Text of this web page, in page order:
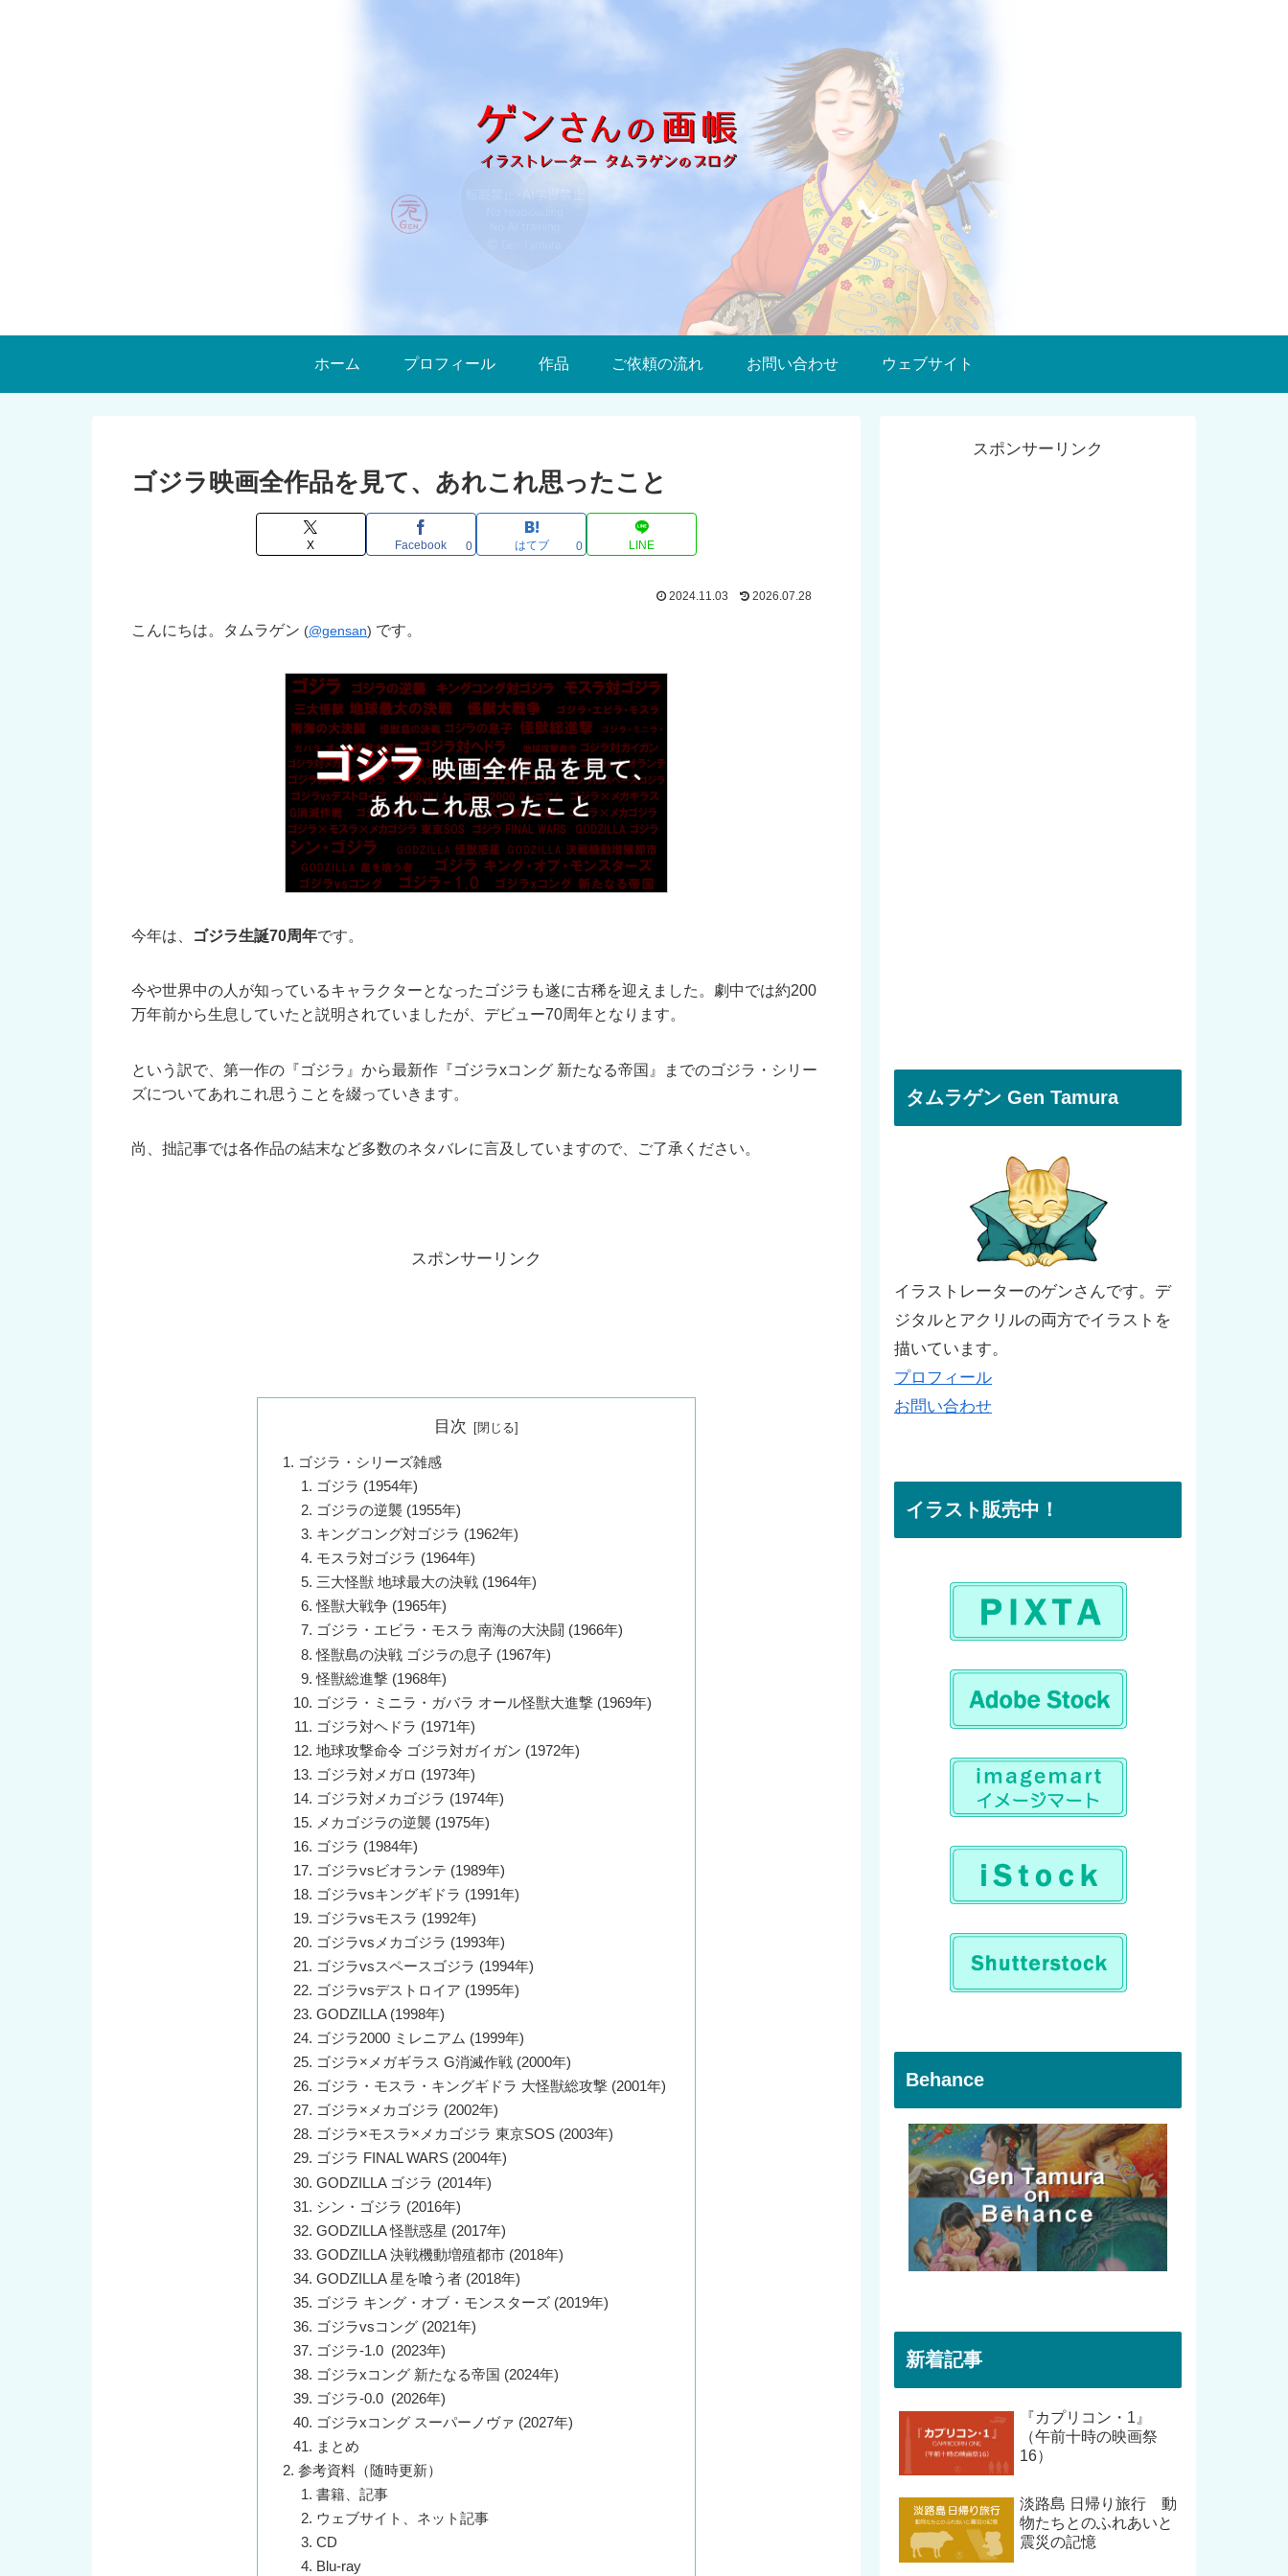
ホーム プロフィール 作品 ご依頼の流れ お問い合わせ ウェブサイト
ゴジラ映画全作品を見て、あれこれ思ったこと
X Facebook 0 はてブ 0 LINE
2024.11.03 2026.07.28
こんにちは。タムラゲン (@gensan) です。
今年は、 ゴジラ生誕70周年です。
今や世界中の人が知っているキャラクターとなったゴジラも遂に古稀を迎えました。劇中では約200
万年前から生息していたと説明されていましたが、デビュー70周年となります。
という訳で、第一作の『ゴジラ』から最新作『ゴジラxコング 新たなる帝国』までのゴジラ・シリー
ズについてあれこれ思うことを綴っていきます。
尚、拙記事では各作品の結末など多数のネタバレに言及していますので、ご了承ください。
スポンサーリンク
目次
ゴジラ・シリーズ雑感
ゴジラ (1954年)
ゴジラの逆襲 (1955年)
キングコング対ゴジラ (1962年)
モスラ対ゴジラ (1964年)
三大怪獣 地球最大の決戦 (1964年)
怪獣大戦争 (1965年)
ゴジラ・エビラ・モスラ 南海の大決闘 (1966年)
怪獣島の決戦 ゴジラの息子 (1967年)
怪獣総進撃 (1968年)
ゴジラ・ミニラ・ガバラ オール怪獣大進撃 (1969年)
ゴジラ対ヘドラ (1971年)
地球攻撃命令 ゴジラ対ガイガン (1972年)
ゴジラ対メガロ (1973年)
ゴジラ対メカゴジラ (1974年)
メカゴジラの逆襲 (1975年)
ゴジラ (1984年)
ゴジラvsビオランテ (1989年)
ゴジラvsキングギドラ (1991年)
ゴジラvsモスラ (1992年)
ゴジラvsメカゴジラ (1993年)
ゴジラvsスペースゴジラ (1994年)
ゴジラvsデストロイア (1995年)
GODZILLA (1998年)
ゴジラ2000 ミレニアム (1999年)
ゴジラ×メガギラス G消滅作戦 (2000年)
ゴジラ・モスラ・キングギドラ 大怪獣総攻撃 (2001年)
ゴジラ×メカゴジラ (2002年)
ゴジラ×モスラ×メカゴジラ 東京SOS (2003年)
ゴジラ FINAL WARS (2004年)
GODZILLA ゴジラ (2014年)
シン・ゴジラ (2016年)
GODZILLA 怪獣惑星 (2017年)
GODZILLA 決戦機動増殖都市 (2018年)
GODZILLA 星を喰う者 (2018年)
ゴジラ キング・オブ・モンスターズ (2019年)
ゴジラvsコング (2021年)
ゴジラ-1.0 (2023年)
ゴジラxコング 新たなる帝国 (2024年)
ゴジラ-0.0 (2026年)
ゴジラxコング スーパーノヴァ (2027年)
まとめ
参考資料（随時更新）
書籍、記事
ウェブサイト、ネット記事
CD
Blu-ray
スポンサーリンク
タムラゲン Gen Tamura
イラストレーターのゲンさんです。デ
ジタルとアクリルの両方でイラストを
描いています。
プロフィール
お問い合わせ
イラスト販売中！
Behance
新着記事
『カプリコン・1』
（午前十時の映画祭
16）
淡路島 日帰り旅行 動
物たちとのふれあいと
震災の記憶